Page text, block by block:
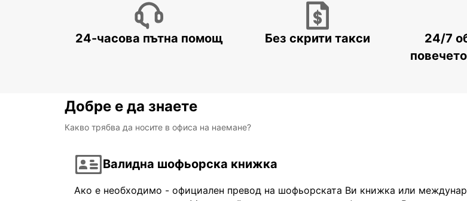
24-часова пътна помощ Без скрити такси
24/7
Добре е да знаете
Какво трябва да носите в офиса на наемане?
Валидна шофьорска книжка
Ако е необходимо - официален превод на шофьорската Ви книжка или